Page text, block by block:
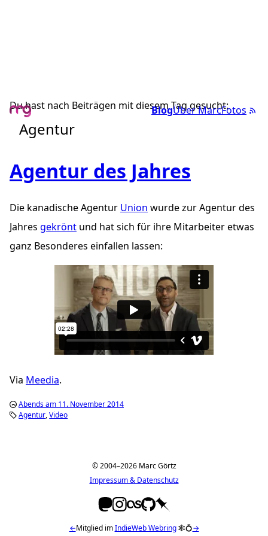
BlogÜber MarcFotos
Du hast nach Beiträgen mit diesem Tag gesucht:
Agentur
Agentur des Jahres
Die kanadische Agentur Union wurde zur Agentur des
Jahres gekrönt und hat sich für ihre Mitarbeiter etwas
ganz Besonderes einfallen lassen:
Via Meedia.
Abends am 11. November 2014
Agentur Video
© 2004–2026 Marc Görtz
Impressum & Datenschutz
←Mitglied imIndieWeb Webring🕸💍→